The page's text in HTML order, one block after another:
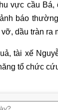
vực cầu Bá,
báo
dầu tràn ra
tài xế
tổ chức